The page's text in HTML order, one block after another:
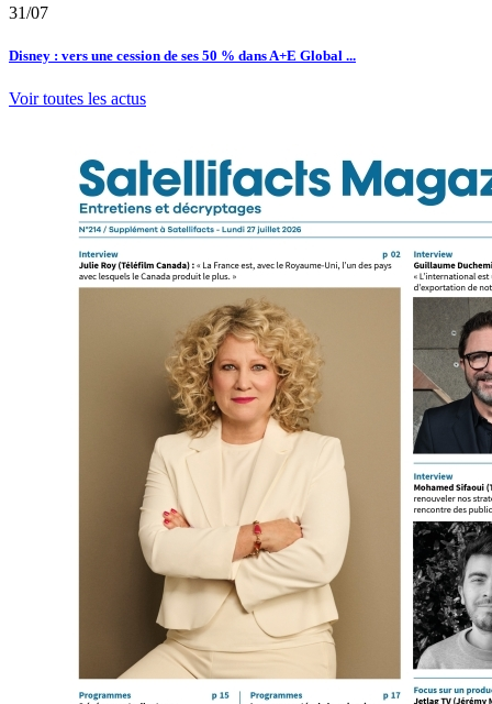
31/07
Disney : vers une cession de ses 50 % dans A+E Global ...
Voir toutes les actus